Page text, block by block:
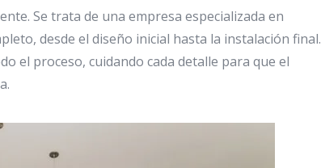
Se trata de una empresa especializada en
desde el diseño inicial hasta la instalación final.
el proceso, cuidando cada detalle para que el